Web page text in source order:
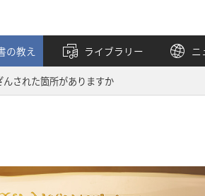
の教え ライブラリー ニ
んされた箇所がありますか